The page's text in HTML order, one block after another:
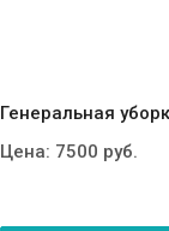
Генеральная
Цена: 7500 руб.